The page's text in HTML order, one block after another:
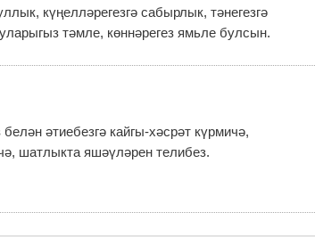
күңелләрегезгә сабырлык, тәнегезгә
тәмле, көннәрегез ямьле булсын.
әтиебезгә кайгы-хәсрәт күрмичә,
шатлыкта яшәүләрен телибез.